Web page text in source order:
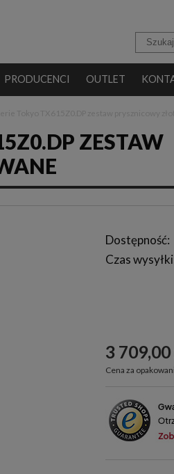
PRODUCENCI OUTLET
ZESTAW
Dostępność:
Czas
3 709,00
Cena za